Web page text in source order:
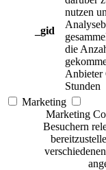
_gid
nutzen
die
Anbieter
Stunden
Marketing
Marketing
Besuchern